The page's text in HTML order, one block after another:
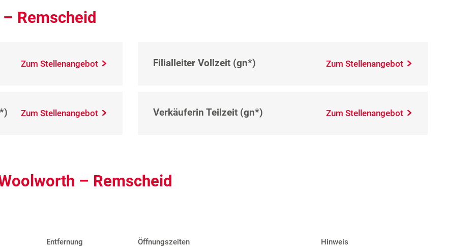
Remscheid
Zum Stellenangebot Filialleiter Vollzeit (gn*) Zum Stellenangebot
Zum Stellenangebot Verkäuferin Teilzeit (gn*) Zum Stellenangebot
– Remscheid
Entfernung Öffnungszeiten Hinweis